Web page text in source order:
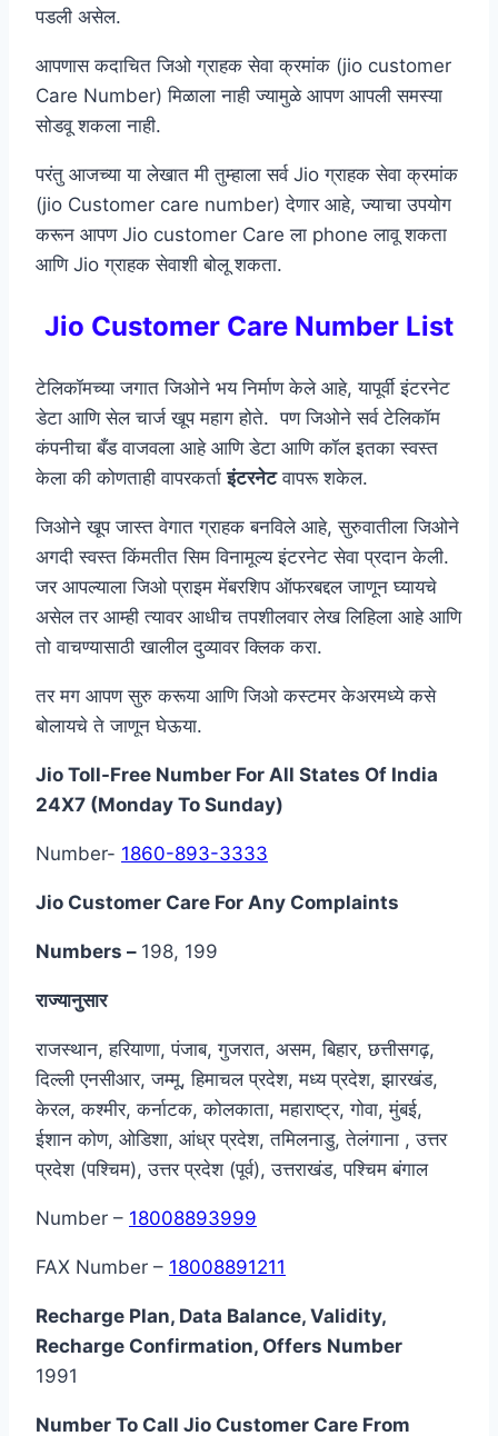
पडली असेल.
आपणास कदाचित जिओ ग्राहक सेवा क्रमांक (jio customer
Care Number) मिळाला नाही ज्यामुळे आपण आपली समस्या
सोडवू शकला नाही.
परंतु आजच्या या लेखात मी तुम्हाला सर्व Jio ग्राहक सेवा क्रमांक
(jio Customer care number) देणार आहे, ज्याचा उपयोग
करून आपण Jio customer Care ला phone लावू शकता
आणि Jio ग्राहक सेवाशी बोलू शकता.
Jio Customer Care Number List
टेलिकॉमच्या जगात जिओने भय निर्माण केले आहे, यापूर्वी इंटरनेट
डेटा आणि सेल चार्ज खूप महाग होते. पण जिओने सर्व टेलिकॉम
कंपनीचा बँड वाजवला आहे आणि डेटा आणि कॉल इतका स्वस्त
केला की कोणताही वापरकर्ताइंटरनेटवापरू शकेल.
जिओने खूप जास्त वेगात ग्राहक बनविले आहे, सुरुवातीला जिओने
अगदी स्वस्त किंमतीत सिम विनामूल्य इंटरनेट सेवा प्रदान केली.
जर आपल्याला जिओ प्राइम मेंबरशिप ऑफरबद्दल जाणून घ्यायचे
असेल तर आम्ही त्यावर आधीच तपशीलवार लेख लिहिला आहे आणि
तो वाचण्यासाठी खालील दुव्यावर क्लिक करा.
तर मग आपण सुरु करूया आणि जिओ कस्टमर केअरमध्ये कसे
बोलायचे ते जाणून घेऊया.
Jio Toll-Free Number For All States Of India
24X7 (Monday To Sunday)
Number- 1860-893-3333
Jio Customer Care For Any Complaints
Numbers – 198, 199
राज्यानुसार
राजस्थान, हरियाणा, पंजाब, गुजरात, असम, बिहार, छत्तीसगढ़,
दिल्ली एनसीआर, जम्मू, हिमाचल प्रदेश, मध्य प्रदेश, झारखंड,
केरल, कश्मीर, कर्नाटक, कोलकाता, महाराष्ट्र, गोवा, मुंबई,
ईशान कोण, ओडिशा, आंध्र प्रदेश, तमिलनाडु, तेलंगाना , उत्तर
प्रदेश (पश्चिम), उत्तर प्रदेश (पूर्व), उत्तराखंड, पश्चिम बंगाल
Number – 18008893999
FAX Number – 18008891211
Recharge Plan, Data Balance, Validity,
Recharge Confirmation, Offers Number
1991
Number To Call Jio Customer Care From